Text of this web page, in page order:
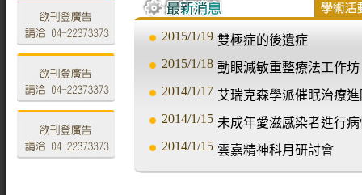
2015/1/19 雙極症的後遺症
2015/1/18 動眼減敏重整療法工作坊
2014/1/17 艾瑞克森學派催眠治療
2014/1/15
2014/1/15 雲嘉精神科月研討會